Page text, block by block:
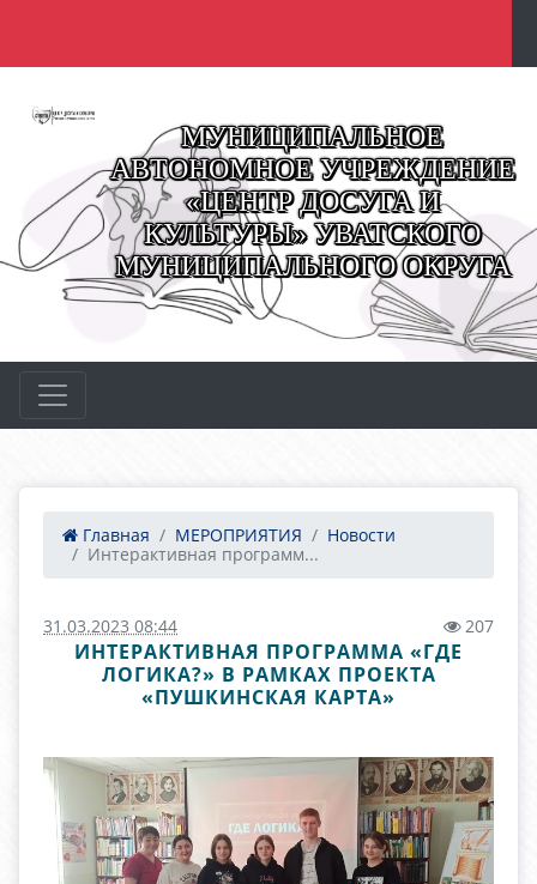
МУНИЦИПАЛЬНОЕ
АВТОНОМНОЕ УЧРЕЖДЕНИЕ
«ЦЕНТР ДОСУГА И
КУЛЬТУРЫ» УВАТСКОГО
МУНИЦИПАЛЬНОГО ОКРУГА
Главная МЕРОПРИЯТИЯ
Новости
Интерактивная программ...
31.03.2023 08:44 207
ИНТЕРАКТИВНАЯ ПРОГРАММА «ГДЕ
ЛОГИКА?» В РАМКАХ ПРОЕКТА
«ПУШКИНСКАЯ КАРТА»